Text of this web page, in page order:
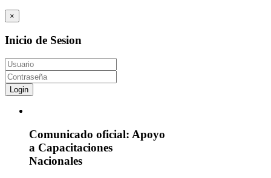
×
Inicio de Sesion
Login
Comunicado oficial: Apoyo
a Capacitaciones
Nacionales